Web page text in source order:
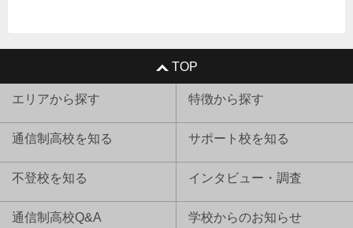
TOP
エリアから探す 特徴から探す
通信制高校を知る サポート校を知る
不登校を知る インタビュー・調査
通信制高校Q&A 学校からのお知らせ